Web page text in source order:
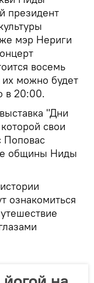
президент
мэр Нериги
восемь
их можно будет
в 20:00.
"Дни
свои
Поповас
общины Ниды
ознакомиться